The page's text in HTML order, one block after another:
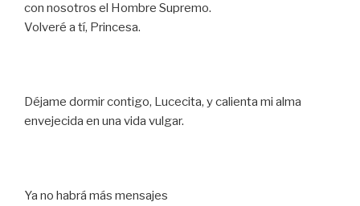
con nosotros el Hombre Supremo.
Volveré a tí, Princesa.
Déjame dormir contigo, Lucecita, y calienta mi alma
envejecida en una vida vulgar.
Ya no habrá más mensajes